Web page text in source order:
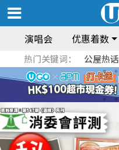
演唱会 优惠着数
热门关键词： 公屋热话